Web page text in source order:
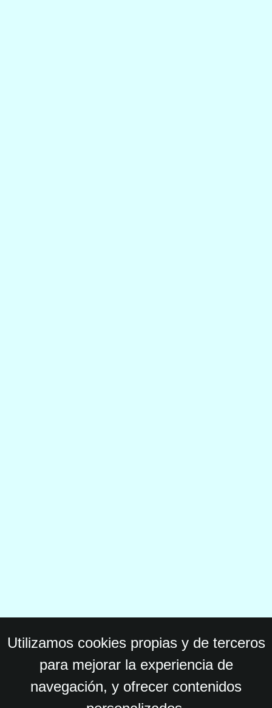
Utilizamos cookies propias y de terceros
para mejorar la experiencia de
navegación, y ofrecer contenidos